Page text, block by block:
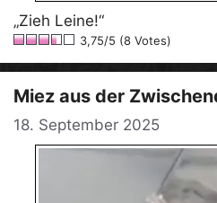
„Zieh Leine!“
3,75/5 (8 Votes)
Miez aus der
18. September 2025